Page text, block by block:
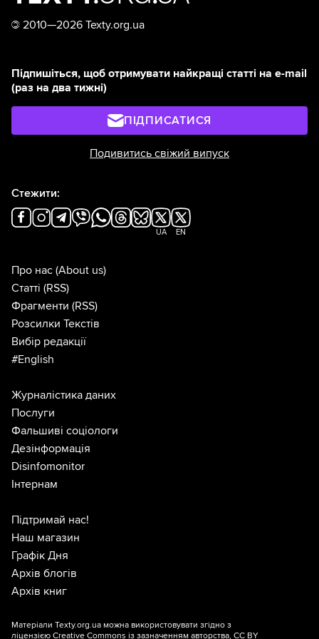
© 2010—2026 Texty.org.ua
Підпишіться, щоб отримувати найкращі статті на e-mail
(раз на два тижні)
ПІДПИСАТИСЯ
Подивитись свіжий випуск
Стежити:
UA EN
Про нас (About us)
Статті (RSS)
Фрагменти (RSS)
Розсилки Текстів
Вибір редакції
#English
Журналістика даних
Послуги
Фальшиві соціологи
Дезінформація
Disinfomonitor
Інтернам
Підтримай нас!
Наш магазин
Графік Дня
Архів блогів
Архів книг
Матеріали Texty.org.ua можна використовувати згідно з
ліцензією Creative Commons із зазначенням авторства, CC BY